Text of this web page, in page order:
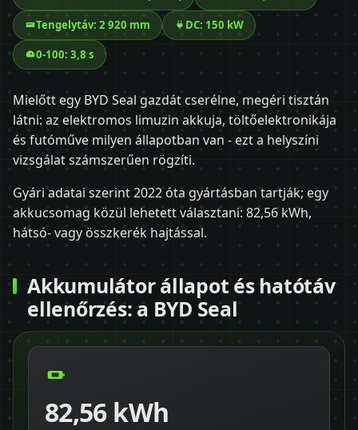
Tengelytáv: 2 920 mm DC: 150 kW
0-100: 3,8 s
Mielőtt egy BYD Seal gazdát cserélne, megéri tisztán
látni: az elektromos limuzin akkuja, töltőelektronikája
és futóműve milyen állapotban van - ezt a helyszíni
vizsgálat számszerűen rögzíti.
Gyári adatai szerint 2022 óta gyártásban tartják; egy
akkucsomag közül lehetett választani: 82,56 kWh,
hátsó- vagy összkerék hajtással.
Akkumulátor állapot és hatótáv
ellenőrzés: a BYD Seal
82,56 kWh